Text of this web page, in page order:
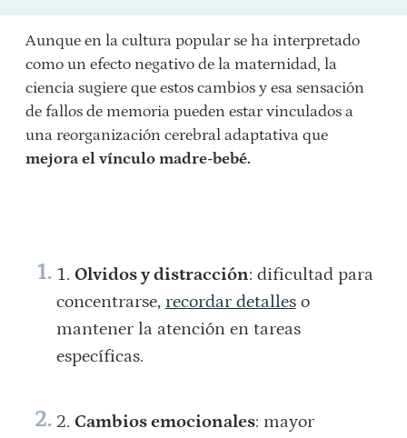
Aunque en la cultura popular se ha interpretado
como un efecto negativo de la maternidad, la
ciencia sugiere que estos cambios y esa sensación
de fallos de memoria pueden estar vinculados a
una reorganización cerebral adaptativa que
mejora el vínculo madre-bebé.
Olvidos y distracción: dificultad para
concentrarse, recordar detalleso
mantener la atención en tareas
específicas.
Cambios emocionales: mayor